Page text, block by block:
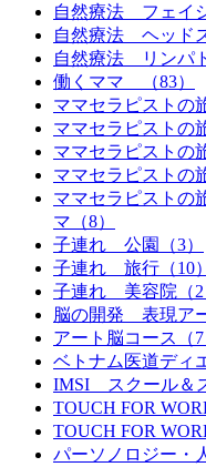
自然療法 フェイ
自然療法 ヘッド
自然療法 リンパ
働くママ （83）
ママセラピスト
ママセラピスト
ママセラピストの
ママセラピストの
ママセラピスト
マ（8）
子連れ 公園（3）
子連れ 旅行（10）
子連れ 美容院（2
脳の開発 表現ア
アート脳コース（7
ベトナム医道ディ
IMSI スクール＆
TOUCH FOR
TOUCH FOR
パーソノロジー・